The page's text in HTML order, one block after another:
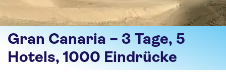
Gran Canaria – 3 Tage, 5
Hotels, 1000 Eindrücke